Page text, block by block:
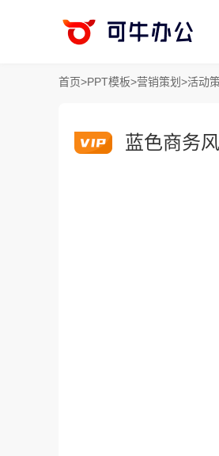
首页>PPT模板>营销策划 >活动
蓝色商务